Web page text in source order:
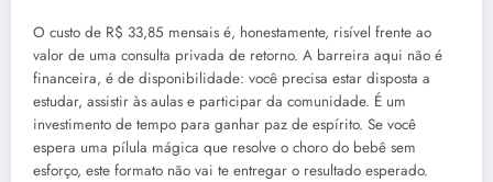
O custo de R$ 33,85 mensais é, honestamente, risível frente ao
valor de uma consulta privada de retorno. A barreira aqui não é
financeira, é de disponibilidade: você precisa estar disposta a
estudar, assistir às aulas e participar da comunidade. É um
investimento de tempo para ganhar paz de espírito. Se você
espera uma pílula mágica que resolve o choro do bebê sem
esforço, este formato não vai te entregar o resultado esperado.